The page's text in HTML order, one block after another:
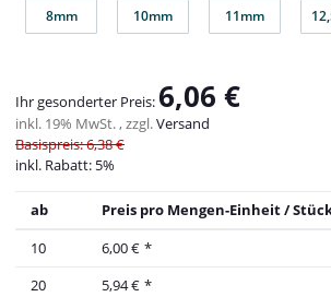
8mm
8mm 10mm
10mm 11mm
11mm
Ihr gesonderter Preis: 6,06 €
inkl. 19% MwSt. , zzgl.Versand
Basispreis: 6,38 €
inkl. Rabatt: 5%
ab
Preis pro Mengen-Einheit /
10
6,00 € *
20
5,94 € *